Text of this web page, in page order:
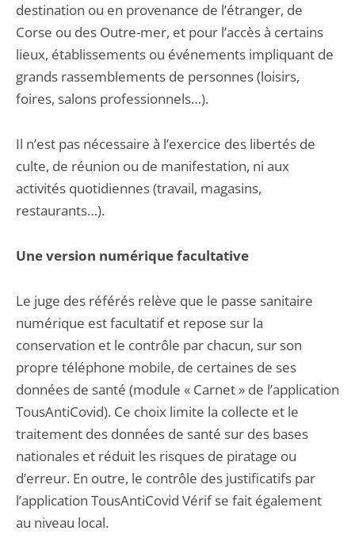
destination ou en provenance de l’étranger, de
Corse ou des Outre-mer, et pour l’accès à certains
lieux, établissements ou événements impliquant de
grands rassemblements de personnes (loisirs,
foires, salons professionnels…).
Il n’est pas nécessaire à l’exercice des libertés de
culte, de réunion ou de manifestation, ni aux
activités quotidiennes (travail, magasins,
restaurants…).
Une version numérique facultative
Le juge des référés relève que le passe sanitaire
numérique est facultatif et repose sur la
conservation et le contrôle par chacun, sur son
propre téléphone mobile, de certaines de ses
données de santé (module « Carnet » de l’application
TousAntiCovid). Ce choix limite la collecte et le
traitement des données de santé sur des bases
nationales et réduit les risques de piratage ou
d’erreur. En outre, le contrôle des justificatifs par
l’application TousAntiCovid Vérif se fait également
au niveau local.